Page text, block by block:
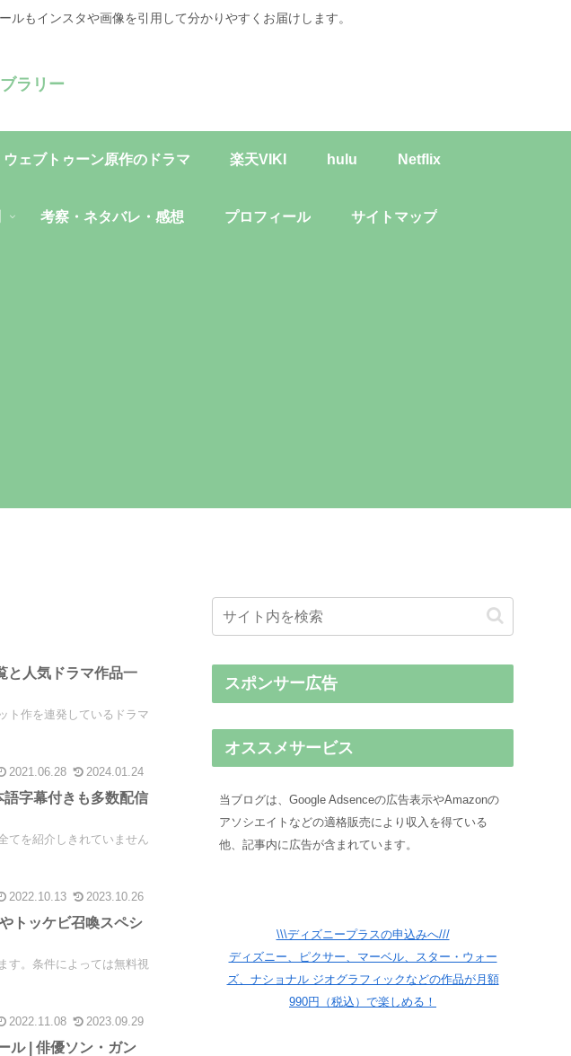
もインスタや画像を引用して分かりやすくお届けします。
ラリー
ウェブトゥーン原作のドラマ 楽天VIKI hulu Netflix
考察・ネタバレ・感想 プロフィール サイトマップ
と人気ドラマ作品一
ト作を連発しているドラマ
2021.06.28 2024.01.24
語字幕付きも多数配信
てを紹介しきれていません
2022.10.13 2023.10.26
トッケビ召喚スペシ
す。条件によっては無料視
2022.11.08 2023.09.29
ル | 俳優ソン・ガン
スポンサー広告
オススメサービス
当ブログは、Google Adsenceの広告表示やAmazonの
アソシエイトなどの適格販売により収入を得ている
他、記事内に広告が含まれています。
\\\ディズニープラスの申込みへ///
ディズニー、ピクサー、マーベル、スター・ウォー
ズ、ナショナル ジオグラフィックなどの作品が月額
990円（税込）で楽しめる！